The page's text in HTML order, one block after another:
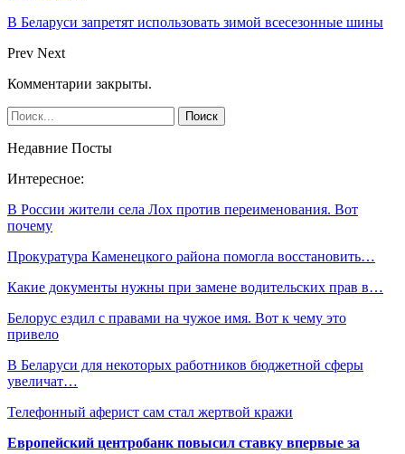
В Беларуси запретят использовать зимой всесезонные шины
Prev Next
Комментарии закрыты.
Недавние Посты
Интересное:
В России жители села Лох против переименования. Вот
почему
Прокуратура Каменецкого района помогла восстановить…
Какие документы нужны при замене водительских прав в…
Белорус ездил с правами на чужое имя. Вот к чему это
привело
В Беларуси для некоторых работников бюджетной сферы
увеличат…
Телефонный аферист сам стал жертвой кражи
Европейский центробанк повысил ставку впервые за